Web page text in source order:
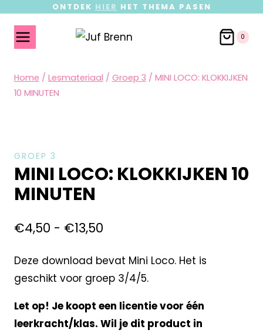
ONTDEK HIER HET THEMA PASEN
0
Home / Lesmateriaal / Groep 3 / MINI LOCO: KLOKKIJKEN
10 MINUTEN
GROEP 3
MINI LOCO: KLOKKIJKEN 10
MINUTEN
€4,50 - €13,50
Deze download bevat Mini Loco. Het is
geschikt voor groep 3/4/5.
Let op! Je koopt een licentie voor één
leerkracht/klas. Wil je dit product in